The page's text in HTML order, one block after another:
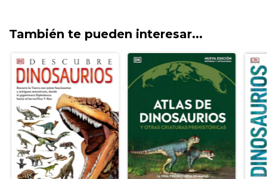
También te pueden interesar...